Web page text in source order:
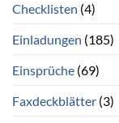
Checklisten (4)
Einladungen (185)
Einsprüche (69)
Faxdeckblätter (3)